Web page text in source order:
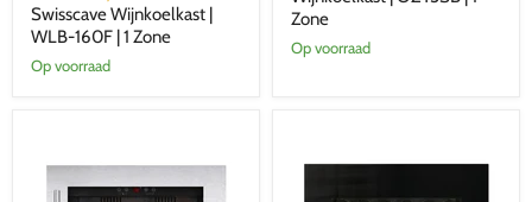
WLB-
160F
Swisscave Wijnkoelkast |
WLB-160F | 1 Zone
Op voorraad
Zone
Zone
Op voorraad